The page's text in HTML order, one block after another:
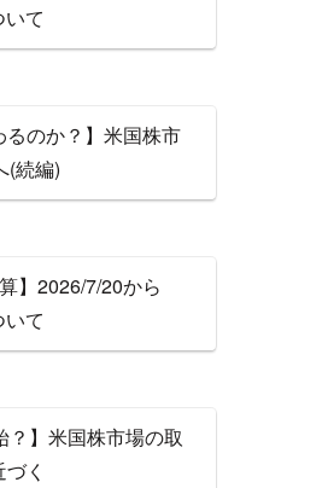
て
るのか？】米国株市
(続編)
】2026/7/20から
て
？】米国株市場の取
く